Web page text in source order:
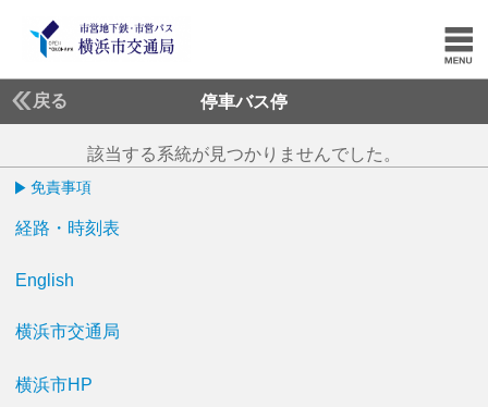
戻る 停車バス停
該当する系統が見つかりませんでした。
免責事項
経路・時刻表
English
横浜市交通局
横浜市HP